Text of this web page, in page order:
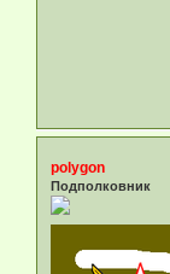
polygon
Подполковник